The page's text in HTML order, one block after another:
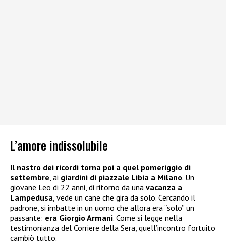
L’amore indissolubile
Il nastro dei ricordi torna poi a quel pomeriggio di
settembre, ai giardini di piazzale Libia a Milano. Un
giovane Leo di 22 anni, di ritorno da una vacanza a
Lampedusa, vede un cane che gira da solo. Cercando il
padrone, si imbatte in un uomo che allora era “solo” un
passante: era Giorgio Armani. Come si legge nella
testimonianza del Corriere della Sera, quell’incontro fortuito
cambiò tutto.